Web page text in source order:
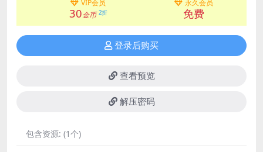
VIP会员
30金币 2折
永久会员
免费
登录后购买
查看预览
解压密码
包含资源: (1个)